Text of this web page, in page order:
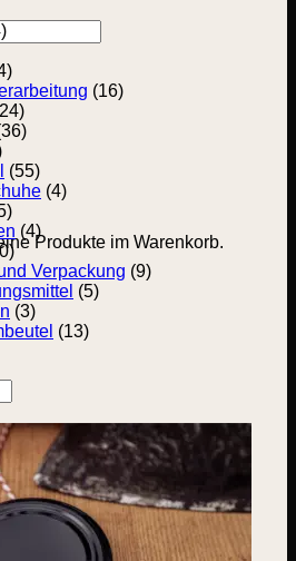
Produkte im Warenkorb.
(16)
(55)
(4)
(4)
Verpackung (9)
(5)
(3)
(13)